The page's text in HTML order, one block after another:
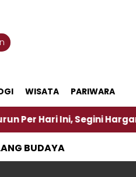
WISATA PARIWARA
Ini, Segini Harganya
BUDAYA